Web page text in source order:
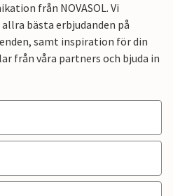
från NOVASOL. Vi
bästa erbjudanden på
samt inspiration för din
från våra partners och bjuda in